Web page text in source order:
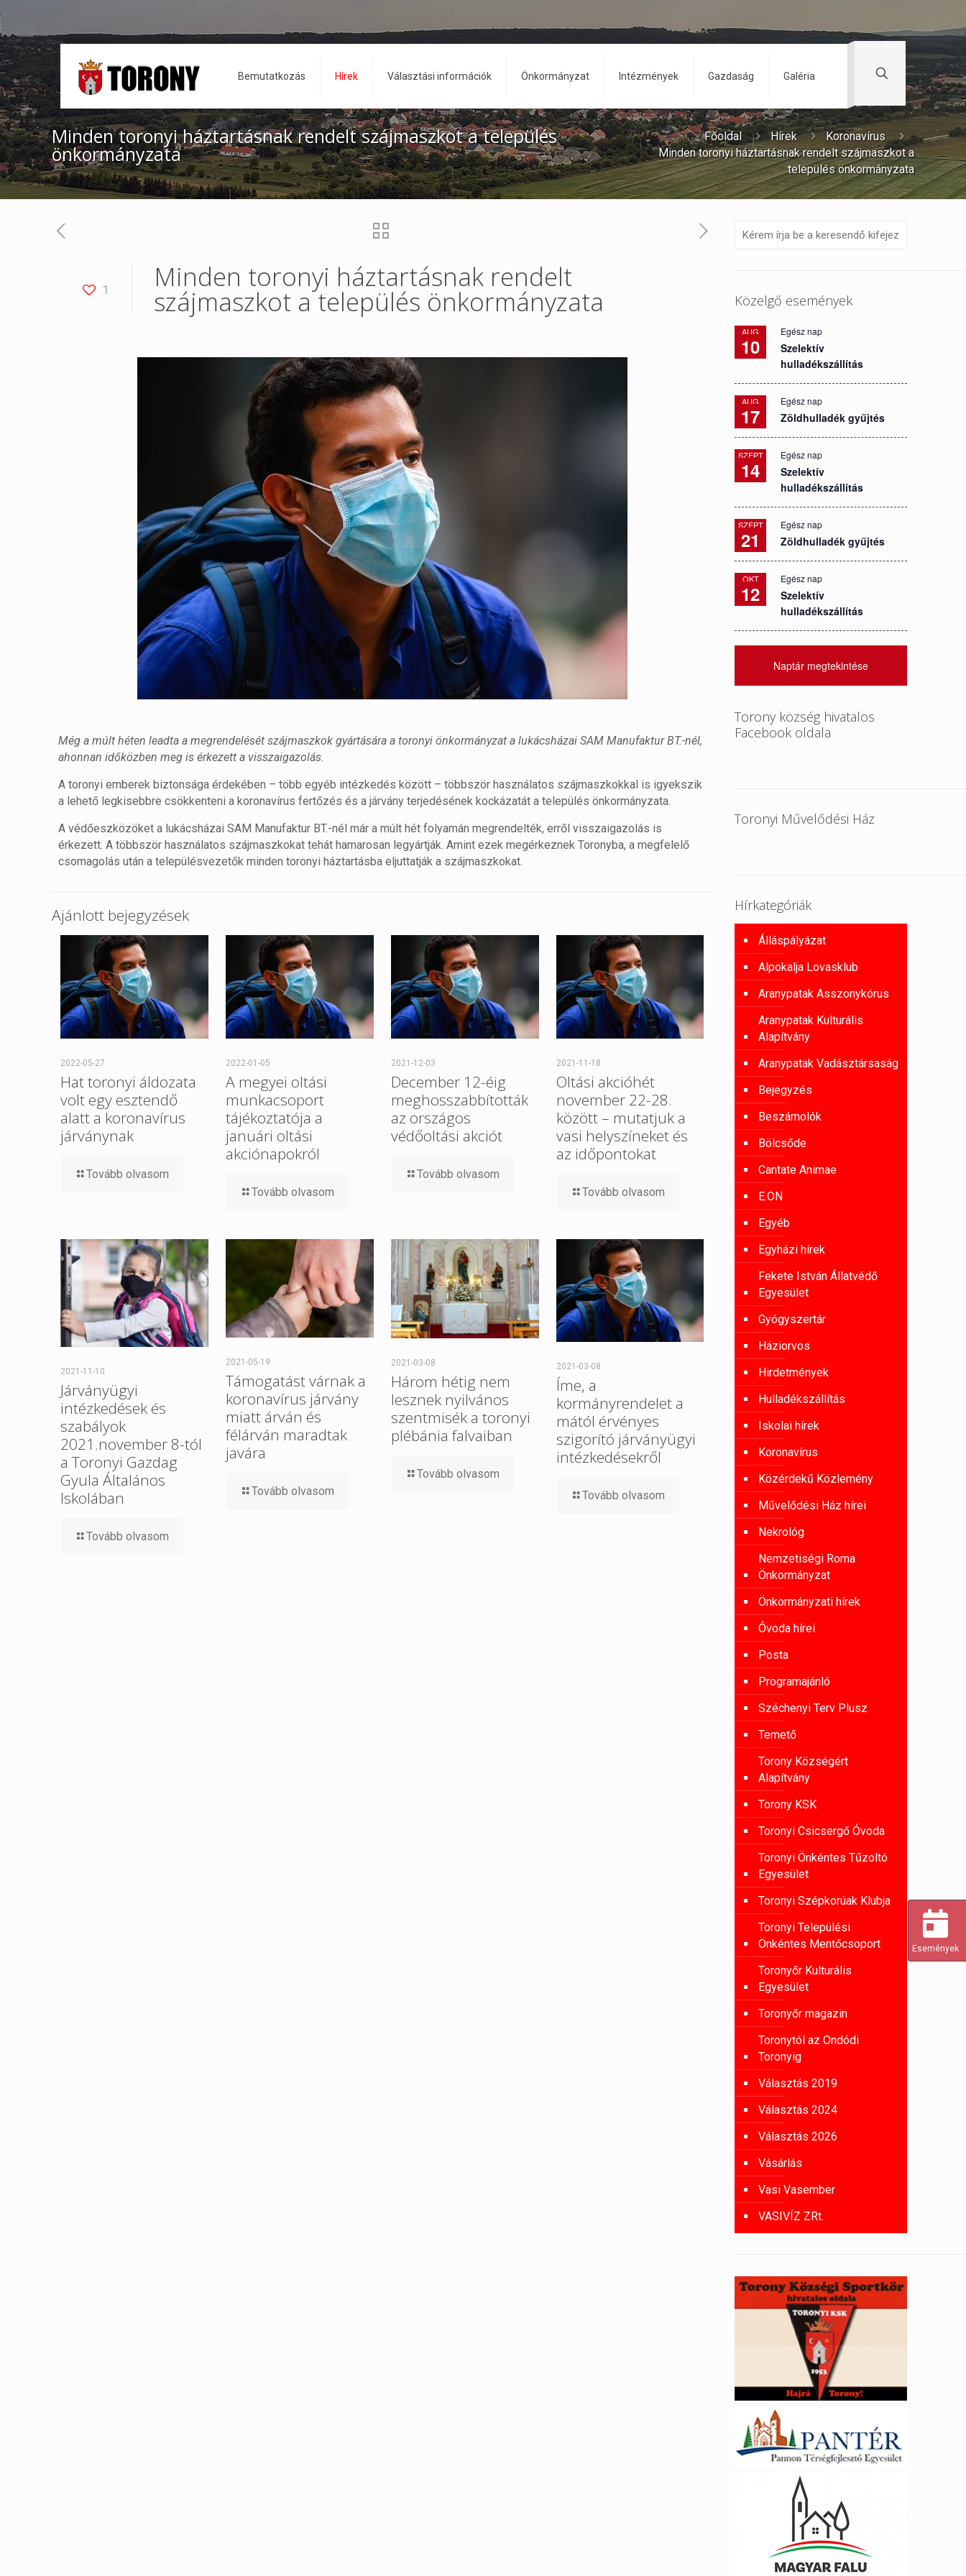
Bemutatkozás Hírek Választási információk Önkormányzat Intézmények Gazdaság Galéria
Minden toronyi háztartásnak rendelt szájmaszkot a település
önkormányzata
Főoldal Hírek
Koronavírus
Minden toronyi háztartásnak rendelt szájmaszkot a
település önkormányzata
1 Minden toronyi háztartásnak rendelt
szájmaszkot a település önkormányzata
Még a múlt héten leadta a megrendelését szájmaszkok gyártására a toronyi önkormányzat a lukácsházai SAM Manufaktur BT.-nél,
ahonnan időközben meg is érkezett a visszaigazolás.
A toronyi emberek biztonsága érdekében – több egyéb intézkedés között – többször használatos szájmaszkokkal is igyekszik
a lehető legkisebbre csökkenteni a koronavírus fertőzés és a járvány terjedésének kockázatát a település önkormányzata.
A védőeszközöket a lukácsházai SAM Manufaktur BT.-nél már a múlt hét folyamán megrendelték, erről visszaigazolás is
érkezett. A többször használatos szájmaszkokat tehát hamarosan legyártják. Amint ezek megérkeznek Toronyba, a megfelelő
csomagolás után a településvezetők minden toronyi háztartásba eljuttatják a szájmaszkokat.
Ajánlott bejegyzések
2022-05-27
Hat toronyi áldozata
volt egy esztendő
alatt a koronavírus
járványnak
Tovább olvasom
2022-01-05
A megyei oltási
munkacsoport
tájékoztatója a
januári oltási
akciónapokról
Tovább olvasom
2021-12-03
December 12-éig
meghosszabbították
az országos
védőoltási akciót
Tovább olvasom
2021-11-18
Oltási akcióhét
november 22-28.
között – mutatjuk a
vasi helyszíneket és
az időpontokat
Tovább olvasom
2021-11-10
Járványügyi
intézkedések és
szabályok
2021.november 8-tól
a Toronyi Gazdag
Gyula Általános
Iskolában
Tovább olvasom
2021-05-19
Támogatást várnak a
koronavírus járvány
miatt árván és
félárván maradtak
javára
Tovább olvasom
2021-03-08
Három hétig nem
lesznek nyilvános
szentmisék a toronyi
plébánia falvaiban
Tovább olvasom
2021-03-08
Íme, a
kormányrendelet a
mától érvényes
szigorító járványügyi
intézkedésekről
Tovább olvasom
Közelgő események
AUG
10
Egész nap
Szelektív
hulladékszállítás
AUG
17
Egész nap
Zöldhulladék gyűjtés
SZEPT
14
Egész nap
Szelektív
hulladékszállítás
SZEPT
21
Egész nap
Zöldhulladék gyűjtés
OKT
12
Egész nap
Szelektív
hulladékszállítás
Naptár megtekintése
Torony község hivatalos
Facebook oldala
Toronyi Művelődési Ház
Hírkategóriák
Álláspályázat
Alpokalja Lovasklub
Aranypatak Asszonykórus
Aranypatak Kulturális
Alapítvány
Aranypatak Vadásztársaság
Bejegyzés
Beszámolók
Bölcsőde
Cantate Animae
E.ON
Egyéb
Egyházi hírek
Fekete István Állatvédő
Egyesület
Gyógyszertár
Háziorvos
Hirdetmények
Hulladékszállítás
Iskolai hírek
Koronavírus
Közérdekű Közlemény
Művelődési Ház hírei
Nekrológ
Nemzetiségi Roma
Önkormányzat
Önkormányzati hírek
Óvoda hírei
Posta
Programajánló
Széchenyi Terv Plusz
Temető
Torony Községért
Alapítvány
Torony KSK
Toronyi Csicsergő Óvoda
Toronyi Önkéntes Tűzoltó
Egyesület
Toronyi Szépkorúak Klubja
Toronyi Települési
Önkéntes Mentőcsoport
Toronyőr Kulturális
Egyesület
Toronyőr magazin
Toronytól az Ondódi
Toronyig
Választás 2019
Választás 2024
Választás 2026
Vásárlás
Vasi Vasember
VASIVÍZ ZRt.
Események